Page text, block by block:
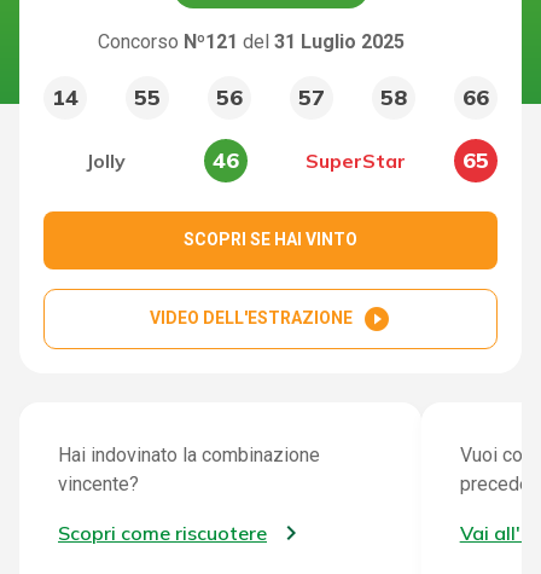
Concorso Nº121 del 31 Luglio 2025
14 55 56 57 58 66
Jolly 46 SuperStar 65
SCOPRI SE HAI VINTO
VIDEO DELL'ESTRAZIONE play_circle_filled
Hai indovinato la combinazione
vincente?
Scopri come riscuotere
Vuoi
Vai